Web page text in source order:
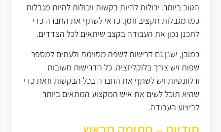
הטוב ביותר. יכולות להיות בקשות ויכולות להיות מגבלות
כמו מגבלות תקציב וזמן. כדאי לשתף את החברה כדי
לתכנן נכון את העבודה בקצב שיתאים לכל הצדדים.
כמובן, ישנן גם דרישות לשפה מסוימת ולעתים למספר
שפות ויש צורך בלוקליזציה. כל הדרישות חשובות
ורלוונטיות ויש לשתף את החברה בכל הבקשות וזאת כדי
שהיא תוכל לשים את איש המקצוע המתאים ביותר
לביצוע העבודה.